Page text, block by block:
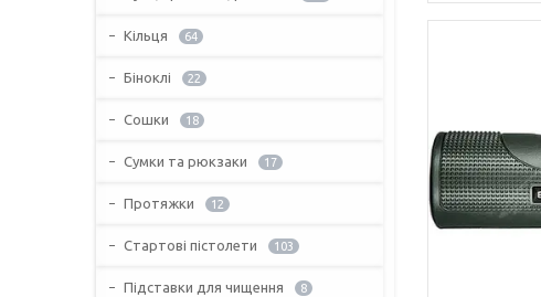
Кільця 64
Біноклі 22
Сошки 18
Сумки та рюкзаки 17
Протяжки 12
Стартові пістолети 103
Підставки для чищення 8